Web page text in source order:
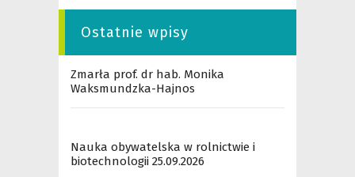
Ostatnie wpisy
Zmarła prof. dr hab. Monika
Waksmundzka-Hajnos
Nauka obywatelska w rolnictwie i
biotechnologii 25.09.2026